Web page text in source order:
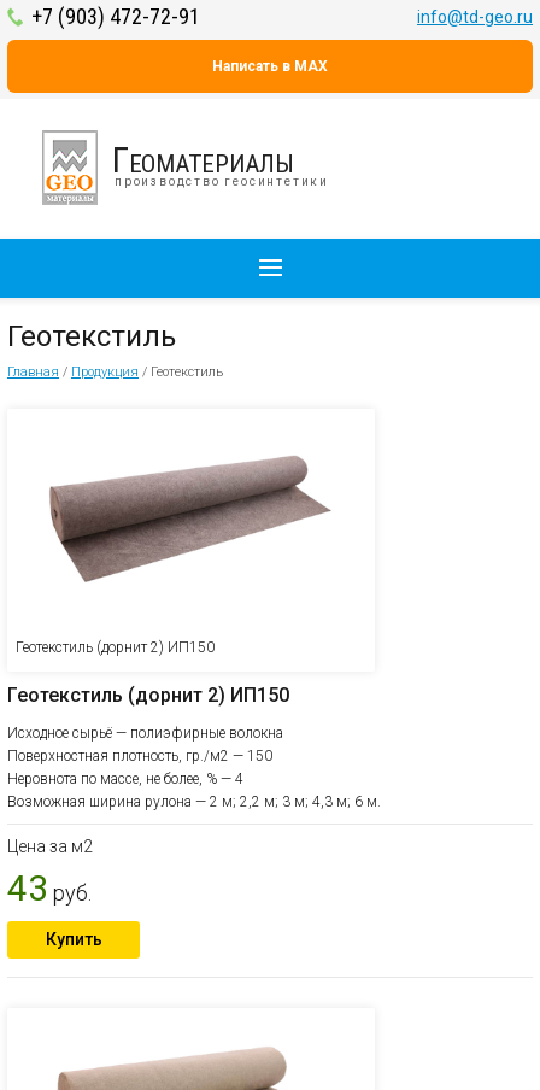
+7 (903) 472-72-91 info@td-geo.ru
Написать в MAX
Геоматериалы
производство геосинтетики
Геотекстиль
Главная / Продукция / Геотекстиль
Геотекстиль (дорнит 2) ИП150
Геотекстиль (дорнит 2) ИП150
Исходное сырьё — полиэфирные волокна
Поверхностная плотность, гр./м2 — 150
Неровнота по массе, не более, % — 4
Возможная ширина рулона — 2 м; 2,2 м; 3 м; 4,3 м; 6 м.
Цена за м2
43 руб.
Купить